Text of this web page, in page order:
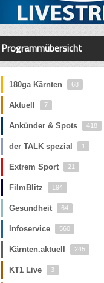
Programmübersicht
180ga Kärnten 68
Aktuell 7
Ankünder & Spots 418
der TALK spezial 1
Extrem Sport 21
FilmBlitz 194
Gesundheit 64
Infoservice 560
Kärnten.aktuell 245
KT1 Live 3